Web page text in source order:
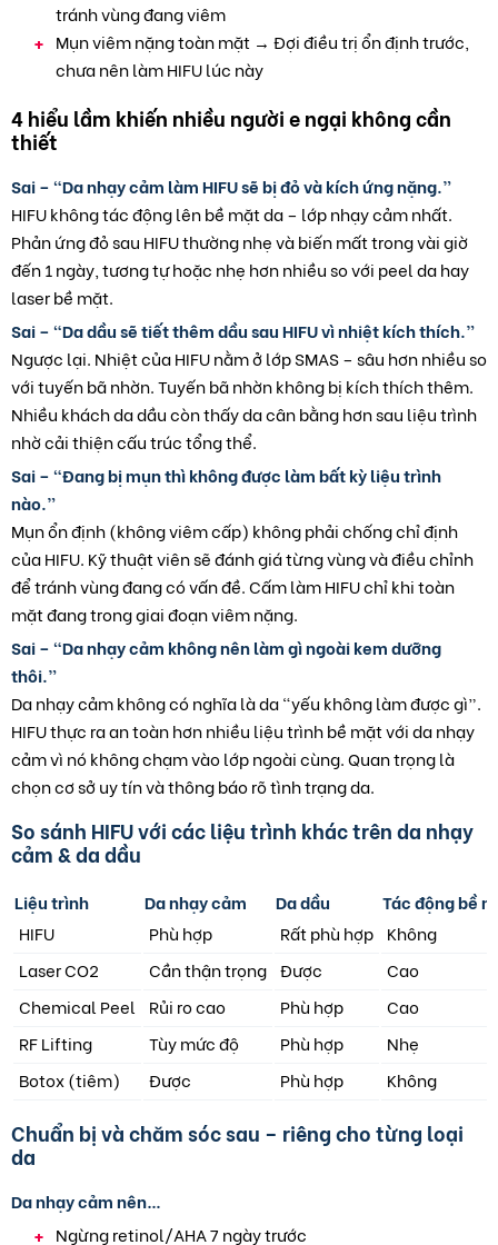
tránh vùng đang viêm
Mụn viêm nặng toàn mặt → Đợi điều trị ổn định trước,
chưa nên làm HIFU lúc này
4 hiểu lầm khiến nhiều người e ngại không cần
thiết
Sai – “Da nhạy cảm làm HIFU sẽ bị đỏ và kích ứng nặng.”
HIFU không tác động lên bề mặt da – lớp nhạy cảm nhất.
Phản ứng đỏ sau HIFU thường nhẹ và biến mất trong vài giờ
đến 1 ngày, tương tự hoặc nhẹ hơn nhiều so với peel da hay
laser bề mặt.
Sai – “Da dầu sẽ tiết thêm dầu sau HIFU vì nhiệt kích thích.”
Ngược lại. Nhiệt của HIFU nằm ở lớp SMAS – sâu hơn nhiều so
với tuyến bã nhờn. Tuyến bã nhờn không bị kích thích thêm.
Nhiều khách da dầu còn thấy da cân bằng hơn sau liệu trình
nhờ cải thiện cấu trúc tổng thể.
Sai – “Đang bị mụn thì không được làm bất kỳ liệu trình
nào.”
Mụn ổn định (không viêm cấp) không phải chống chỉ định
của HIFU. Kỹ thuật viên sẽ đánh giá từng vùng và điều chỉnh
để tránh vùng đang có vấn đề. Cấm làm HIFU chỉ khi toàn
mặt đang trong giai đoạn viêm nặng.
Sai – “Da nhạy cảm không nên làm gì ngoài kem dưỡng
thôi.”
Da nhạy cảm không có nghĩa là da “yếu không làm được gì”.
HIFU thực ra an toàn hơn nhiều liệu trình bề mặt với da nhạy
cảm vì nó không chạm vào lớp ngoài cùng. Quan trọng là
chọn cơ sở uy tín và thông báo rõ tình trạng da.
So sánh HIFU với các liệu trình khác trên da nhạy
cảm & da dầu
Liệu trình Da nhạy cảm Da dầu
Tác động bề
HIFU
Phù hợp Rất phù hợp Không
Laser CO2
Cần thận trọng Được
Cao
Chemical Peel
Rủi ro cao Phù hợp
Cao
RF Lifting
Tùy mức độ Phù hợp
Nhẹ
Botox (tiêm)
Được Phù hợp Không
Chuẩn bị và chăm sóc sau – riêng cho từng loại
da
Da nhạy cảm nên…
Ngừng retinol/AHA 7 ngày trước